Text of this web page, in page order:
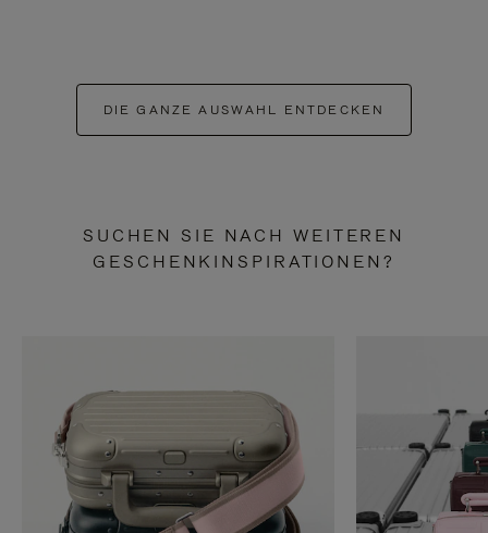
DIE GANZE AUSWAHL ENTDECKEN
SUCHEN SIE NACH WEITEREN
GESCHENKINSPIRATIONEN?